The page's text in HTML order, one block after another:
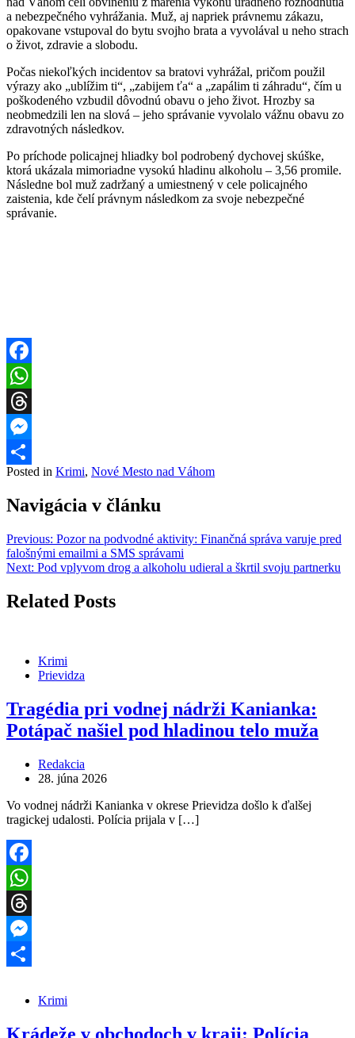
a nebezpečného vyhrážania. Muž, aj napriek právnemu zákazu,
opakovane vstupoval do bytu svojho brata a vyvolával u neho strach
o život, zdravie a slobodu.
Počas niekoľkých incidentov sa bratovi vyhrážal, pričom použil
výrazy ako „ublížim ti“, „zabijem ťa“ a „zapálim ti záhradu“, čím u
poškodeného vzbudil dôvodnú obavu o jeho život. Hrozby sa
neobmedzili len na slová – jeho správanie vyvolalo vážnu obavu zo
zdravotných následkov.
Po príchode policajnej hliadky bol podrobený dychovej skúške,
ktorá ukázala mimoriadne vysokú hladinu alkoholu – 3,56 promile.
Následne bol muž zadržaný a umiestnený v cele policajného
zaistenia, kde čelí právnym následkom za svoje nebezpečné
správanie.
Facebook
WhatsApp
Threads
Messenger
Share
Posted in Krimi, Nové Mesto nad Váhom
Navigácia v článku
Previous: Pozor na podvodné aktivity: Finančná správa varuje pred
falošnými emailmi a SMS správami
Next: Pod vplyvom drog a alkoholu udieral a škrtil svoju partnerku
Related Posts
Krimi
Prievidza
Tragédia pri vodnej nádrži Kanianka:
Potápač našiel pod hladinou telo muža
Redakcia
28. júna 2026
Vo vodnej nádrži Kanianka v okrese Prievidza došlo k ďalšej
tragickej udalosti. Polícia prijala v […]
Facebook
WhatsApp
Threads
Messenger
Krimi